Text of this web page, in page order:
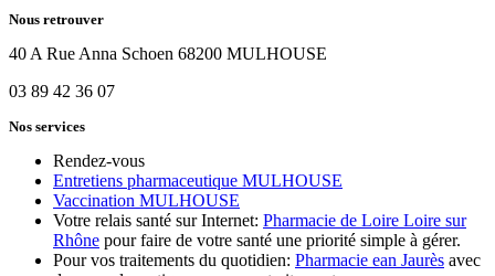
Nous retrouver
40 A Rue Anna Schoen 68200 MULHOUSE
03 89 42 36 07
Nos services
Rendez-vous
Entretiens pharmaceutique MULHOUSE
Vaccination MULHOUSE
Votre relais santé sur Internet: Pharmacie de Loire Loire sur
Rhône pour faire de votre santé une priorité simple à gérer.
Pour vos traitements du quotidien: Pharmacie ean Jaurès avec